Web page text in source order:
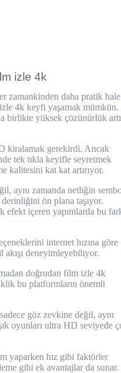
izle 4k
zamankinden daha pratik hale
4k keyfi yaşamak mümkün.
birlikte yüksek çözünürlük
kiralamak gerekirdi. Ancak
tek tıkla keyifle seyretmek
kalitesini kat kat artırıyor.
aynı zamanda netliğin
ön plana taşıyor.
içeren yapımlarda bu
internet hızına göre
deneyimleyebiliyor.
doğrudan film izle 4k
bu platformların önemli
göz zevkine değil, aynı
oyunları ultra HD seviyede
yaparken hız gibi faktörler
gibi ek avantajlar da sunar.